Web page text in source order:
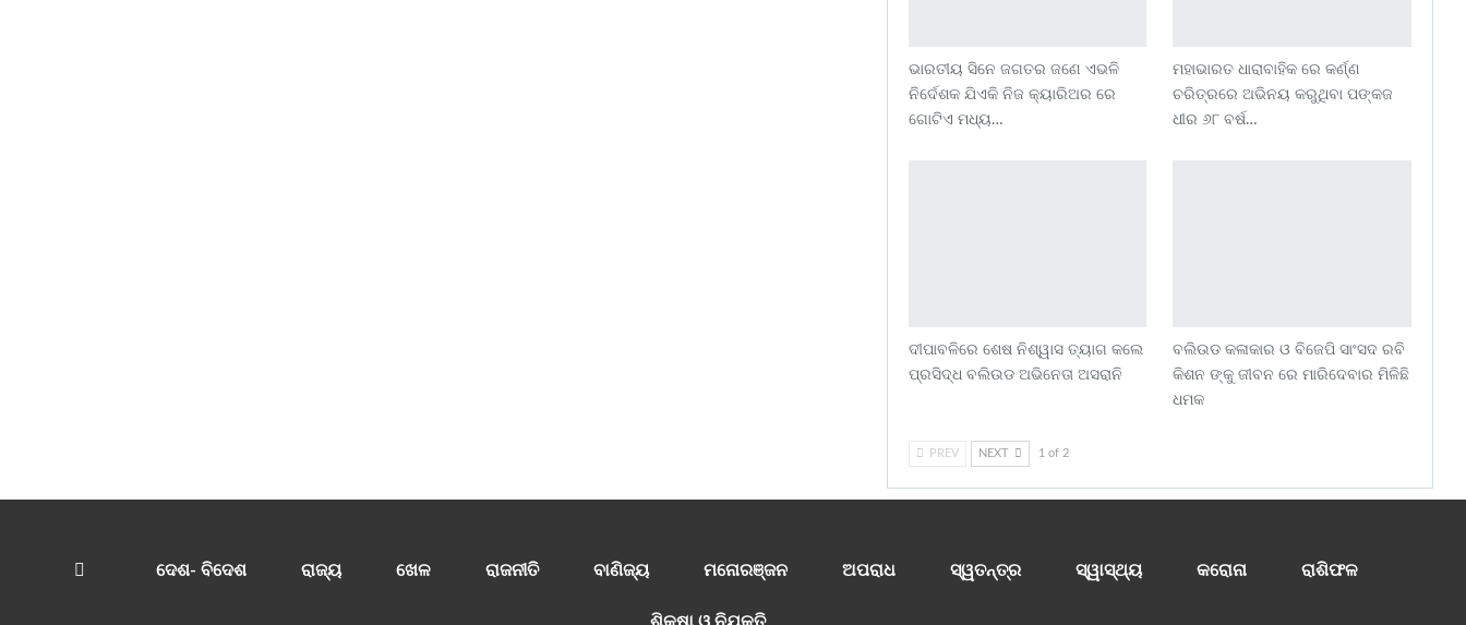
ଭାରତୀୟ ସିନେ ଜଗତର ଜଣେ ଏଭଳି
ନିର୍ଦେଶକ ଯିଏକି ନିଜ କ୍ୟାରିଅର ରେ
ଗୋଟିଏ ମଧ୍ୟ…
ମହାଭାରତ ଧାରାବାହିକ ରେ କର୍ଣ୍ଣ
ଚରିତ୍ରରେ ଅଭିନୟ କରୁଥିବା ପଙ୍କଜ
ଧୀର ୬୮ ବର୍ଷ…
ଦୀପାବଳିରେ ଶେଷ ନିଶ୍ୱାସ ତ୍ୟାଗ କଲେ
ପ୍ରସିଦ୍ଧ ବଲିଉଡ ଅଭିନେତା ଅସରାନି
ବଲିଉଡ କଳାକାର ଓ ବିଜେପି ସାଂସଦ ରବି
କିଶନ ଙ୍କୁ ଜୀବନ ରେ ମାରିଦେବାର ମିଳିଛି
ଧମକ
PREV NEXT 1 of 2
ଦେଶ- ବିଦେଶ ରାଜ୍ୟ ଖେଳ ରାଜନୀତି ବାଣିଜ୍ୟ ମନୋରଞ୍ଜନ ଅପରାଧ ସ୍ୱତନ୍ତ୍ର ସ୍ୱାସ୍ଥ୍ୟ କରୋନା ରାଶିଫଳ
ଶିକ୍ଷା ଓ ନିଯୁକ୍ତି